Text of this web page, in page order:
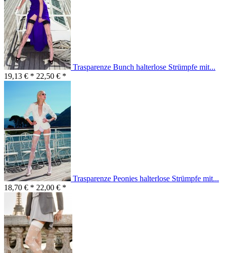
Trasparenze Bunch halterlose Strümpfe mit...
19,13 € * 22,50 € *
Trasparenze Peonies halterlose Strümpfe mit...
18,70 € * 22,00 € *